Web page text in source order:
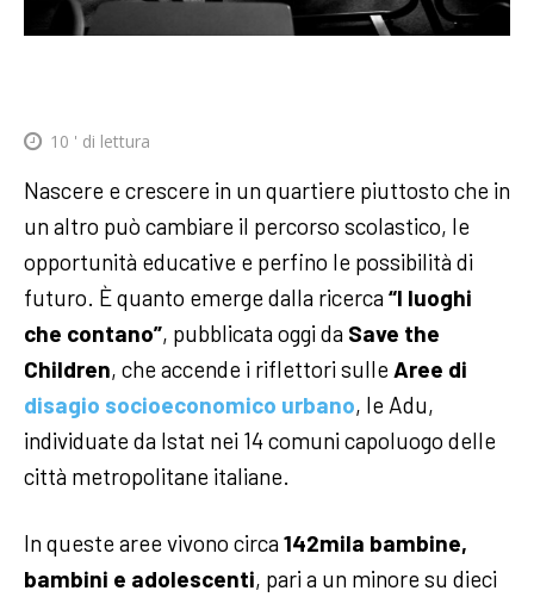
10 ' di lettura
Nascere e crescere in un quartiere piuttosto che in
un altro può cambiare il percorso scolastico, le
opportunità educative e perfino le possibilità di
futuro. È quanto emerge dalla ricerca “I luoghi
che contano”, pubblicata oggi da Save the
Children, che accende i riflettori sulle Aree di
disagio socioeconomico urbano, le Adu,
individuate da Istat nei 14 comuni capoluogo delle
città metropolitane italiane.
In queste aree vivono circa 142mila bambine,
bambini e adolescenti, pari a un minore su dieci